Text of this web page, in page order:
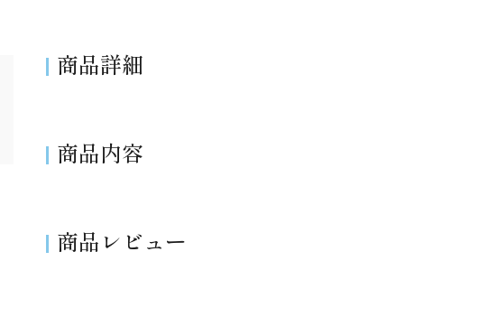
商品詳細
商品内容
商品レビュー